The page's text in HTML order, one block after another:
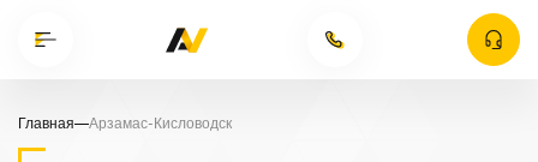
Главная—Арзамас-Кисловодск